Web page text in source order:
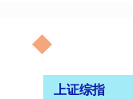
上证综指